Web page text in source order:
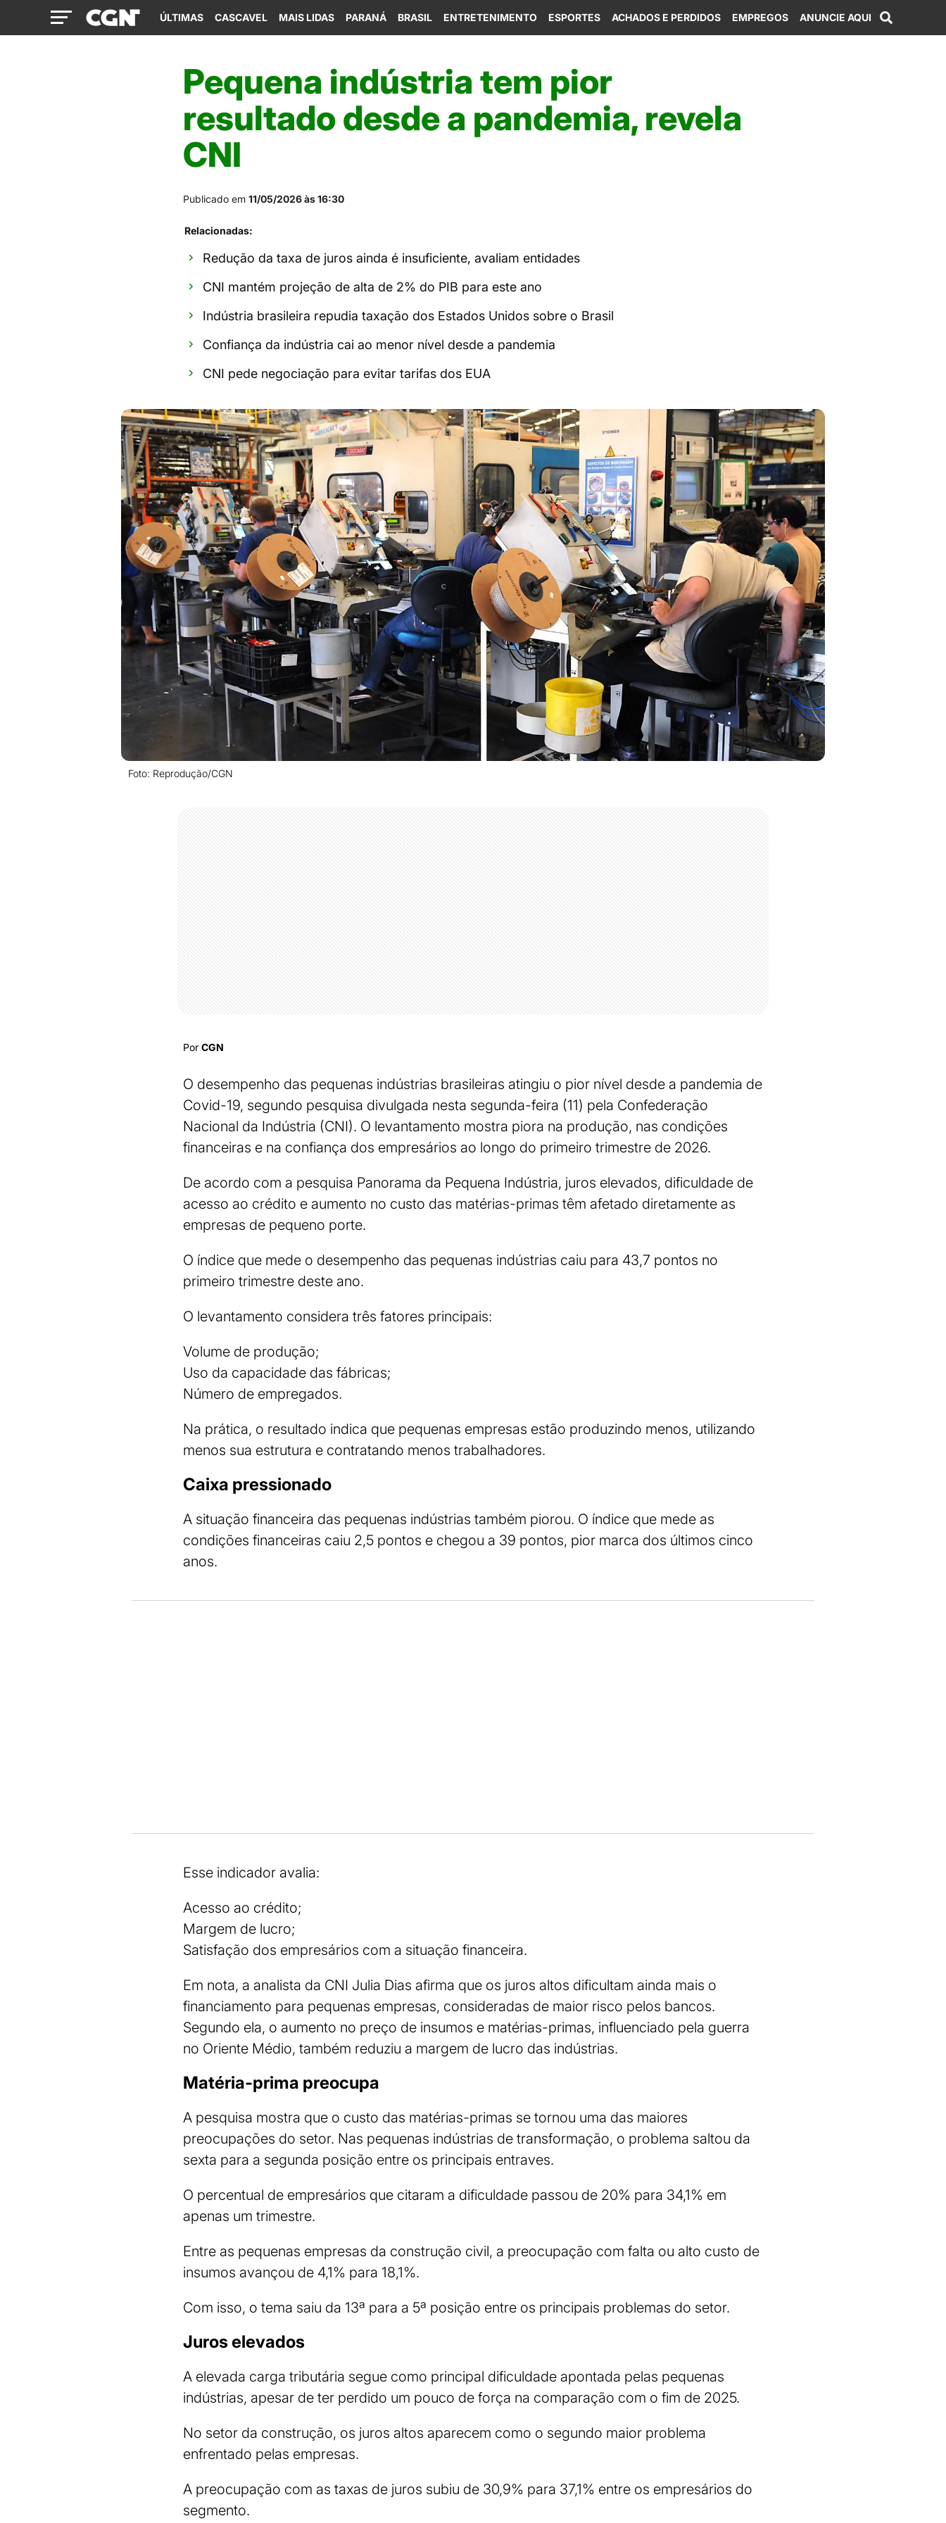
ÚLTIMAS CASCAVEL MAIS LIDAS PARANÁ BRASIL ENTRETENIMENTO ESPORTES ACHADOS E PERDIDOS EMPREGOS ANUNCIE AQUI
Pequena indústria tem pior
resultado desde a pandemia, revela
CNI
Publicado em 11/05/2026 às 16:30
Relacionadas:
Redução da taxa de juros ainda é insuficiente, avaliam entidades
CNI mantém projeção de alta de 2% do PIB para este ano
Indústria brasileira repudia taxação dos Estados Unidos sobre o Brasil
Confiança da indústria cai ao menor nível desde a pandemia
CNI pede negociação para evitar tarifas dos EUA
Foto: Reprodução/CGN
Por CGN
O desempenho das pequenas indústrias brasileiras atingiu o pior nível desde a pandemia de
Covid-19, segundo pesquisa divulgada nesta segunda-feira (11) pela Confederação
Nacional da Indústria (CNI). O levantamento mostra piora na produção, nas condições
financeiras e na confiança dos empresários ao longo do primeiro trimestre de 2026.
De acordo com a pesquisa Panorama da Pequena Indústria, juros elevados, dificuldade de
acesso ao crédito e aumento no custo das matérias-primas têm afetado diretamente as
empresas de pequeno porte.
O índice que mede o desempenho das pequenas indústrias caiu para 43,7 pontos no
primeiro trimestre deste ano.
O levantamento considera três fatores principais:
Volume de produção;
Uso da capacidade das fábricas;
Número de empregados.
Na prática, o resultado indica que pequenas empresas estão produzindo menos, utilizando
menos sua estrutura e contratando menos trabalhadores.
Caixa pressionado
A situação financeira das pequenas indústrias também piorou. O índice que mede as
condições financeiras caiu 2,5 pontos e chegou a 39 pontos, pior marca dos últimos cinco
anos.
Esse indicador avalia:
Acesso ao crédito;
Margem de lucro;
Satisfação dos empresários com a situação financeira.
Em nota, a analista da CNI Julia Dias afirma que os juros altos dificultam ainda mais o
financiamento para pequenas empresas, consideradas de maior risco pelos bancos.
Segundo ela, o aumento no preço de insumos e matérias-primas, influenciado pela guerra
no Oriente Médio, também reduziu a margem de lucro das indústrias.
Matéria-prima preocupa
A pesquisa mostra que o custo das matérias-primas se tornou uma das maiores
preocupações do setor. Nas pequenas indústrias de transformação, o problema saltou da
sexta para a segunda posição entre os principais entraves.
O percentual de empresários que citaram a dificuldade passou de 20% para 34,1% em
apenas um trimestre.
Entre as pequenas empresas da construção civil, a preocupação com falta ou alto custo de
insumos avançou de 4,1% para 18,1%.
Com isso, o tema saiu da 13ª para a 5ª posição entre os principais problemas do setor.
Juros elevados
A elevada carga tributária segue como principal dificuldade apontada pelas pequenas
indústrias, apesar de ter perdido um pouco de força na comparação com o fim de 2025.
No setor da construção, os juros altos aparecem como o segundo maior problema
enfrentado pelas empresas.
A preocupação com as taxas de juros subiu de 30,9% para 37,1% entre os empresários do
segmento.